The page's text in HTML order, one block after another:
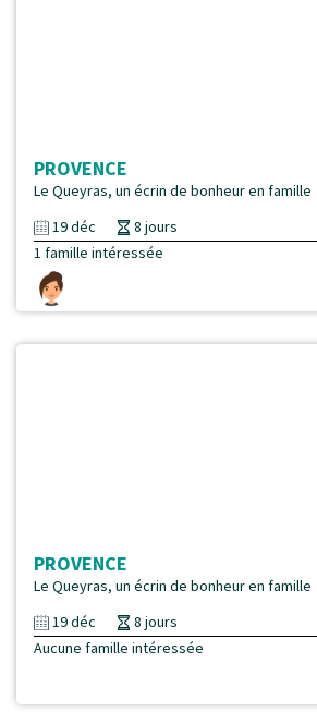
PROVENCE
Le Queyras, un écrin de bonheur en famille
19 déc
8 jours
1 famille intéressée
PROVENCE
Le Queyras, un écrin de bonheur en famille
19 déc
8 jours
Aucune famille intéressée